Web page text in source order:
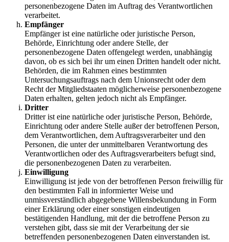
personenbezogene Daten im Auftrag des Verantwortlichen
verarbeitet.
Empfänger
Empfänger ist eine natürliche oder juristische Person,
Behörde, Einrichtung oder andere Stelle, der
personenbezogene Daten offengelegt werden, unabhängig
davon, ob es sich bei ihr um einen Dritten handelt oder nicht.
Behörden, die im Rahmen eines bestimmten
Untersuchungsauftrags nach dem Unionsrecht oder dem
Recht der Mitgliedstaaten möglicherweise personenbezogene
Daten erhalten, gelten jedoch nicht als Empfänger.
Dritter
Dritter ist eine natürliche oder juristische Person, Behörde,
Einrichtung oder andere Stelle außer der betroffenen Person,
dem Verantwortlichen, dem Auftragsverarbeiter und den
Personen, die unter der unmittelbaren Verantwortung des
Verantwortlichen oder des Auftragsverarbeiters befugt sind,
die personenbezogenen Daten zu verarbeiten.
Einwilligung
Einwilligung ist jede von der betroffenen Person freiwillig für
den bestimmten Fall in informierter Weise und
unmissverständlich abgegebene Willensbekundung in Form
einer Erklärung oder einer sonstigen eindeutigen
bestätigenden Handlung, mit der die betroffene Person zu
verstehen gibt, dass sie mit der Verarbeitung der sie
betreffenden personenbezogenen Daten einverstanden ist.